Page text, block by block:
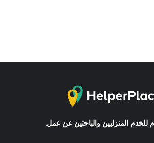
المنزليين والباحثين عن عمل.